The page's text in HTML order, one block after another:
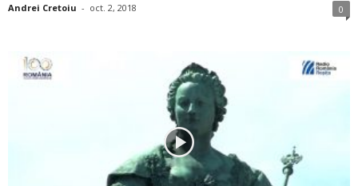
Andrei Cretoiu - oct. 2, 2018 0